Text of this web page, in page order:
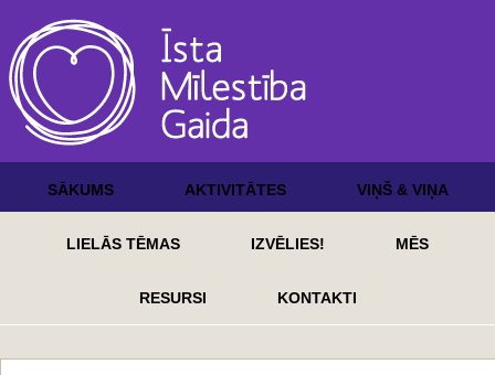
SĀKUMS AKTIVITĀTES VIŅŠ & VIŅA
LIELĀS TĒMAS IZVĒLIES! MĒS
RESURSI KONTAKTI